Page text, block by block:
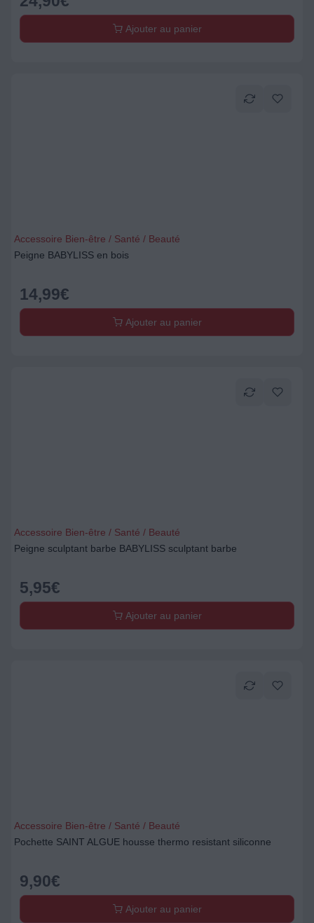
Ajouter au panier
Accessoire Bien-être / Santé / Beauté
Peigne BABYLISS en bois
14,99€
Ajouter au panier
Accessoire Bien-être / Santé / Beauté
Peigne sculptant barbe BABYLISS sculptant barbe
5,95€
Ajouter au panier
Accessoire Bien-être / Santé / Beauté
Pochette SAINT ALGUE housse thermo resistant siliconne
9,90€
Ajouter au panier